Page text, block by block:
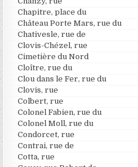
Chapitre, place du
Château Porte Mars, rue du
Chativesle, rue de
Clovis-Chézel, rue
Cimetière du Nord
Cloître, rue du
Clou dans le Fer, rue du
Clovis, rue
Colbert, rue
Colonel Fabien, rue du
Colonel Moll, rue du
Condorcet, rue
Contrai, rue de
Cotta, rue